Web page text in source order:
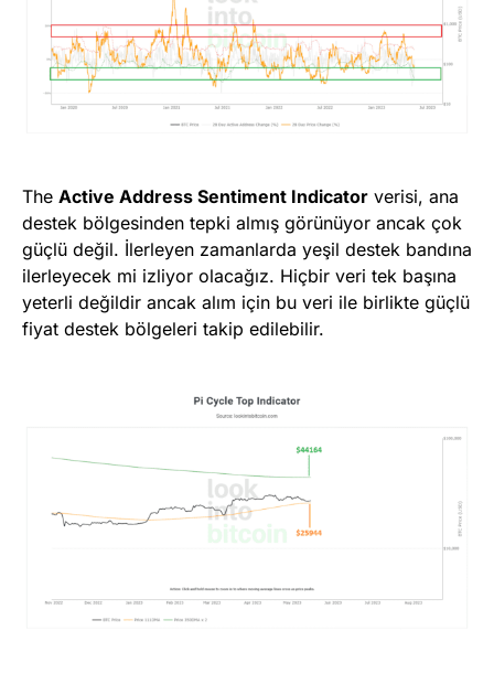
The Active Address Sentiment Indicator verisi, ana
destek bölgesinden tepki almış görünüyor ancak çok
güçlü değil. İlerleyen zamanlarda yeşil destek bandına
ilerleyecek mi izliyor olacağız. Hiçbir veri tek başına
yeterli değildir ancak alım için bu veri ile birlikte güçlü
fiyat destek bölgeleri takip edilebilir.